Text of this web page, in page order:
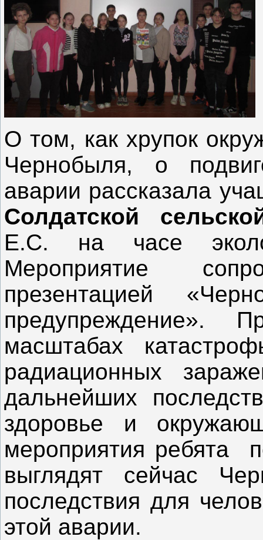
О том, как хрупок
Чернобыля, о
аварии рассказала
Солдатской
Е.С. на часе
Мероприятие
презентацией
предупреждение».
масштабах
радиационных
дальнейших
здоровье и
мероприятия ребята
выглядят сейчас
последствия для
этой аварии.